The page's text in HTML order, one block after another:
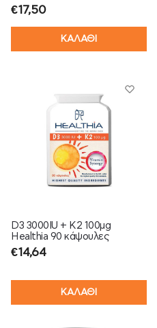
€17,50
ΚΑΛΑΘΙ
D3 3000IU + K2 100μg
Healthia 90 κάψουλες
€14,64
ΚΑΛΑΘΙ